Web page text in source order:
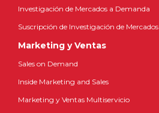
Investigación de Mercados a Demanda
Suscripción de Investigación de Mercados
Marketing y Ventas
Sales on Demand
Inside Marketing and Sales
Marketing y Ventas Multiservicio